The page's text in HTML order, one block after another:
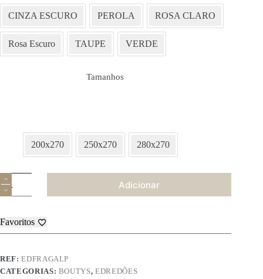
CINZA ESCURO PEROLA ROSA CLARO
Rosa Escuro TAUPE VERDE
Tamanhos
200x270 250x270 280x270
Quantidade
de
Bouty
Adicionar
Favoritos
REF:EDFRAGALP
CATEGORIAS: BOUTYS,EDREDÕES